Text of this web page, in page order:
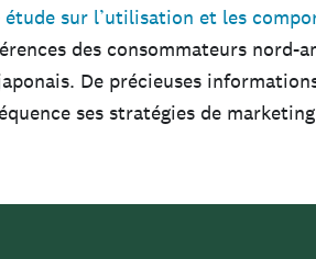
étude sur l’utilisation et les
des consommateurs nord-
De précieuses
ses stratégies de